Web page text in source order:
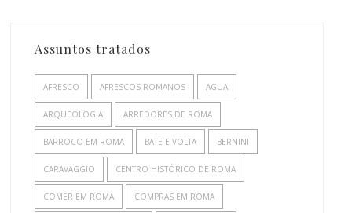
Assuntos tratados
AFRESCO AFRESCOS ROMANOS AGUA
ARQUEOLOGIA ARREDORES DE ROMA
BARROCO EM ROMA BATE E VOLTA BERNINI
CARAVAGGIO CENTRO HISTÓRICO DE ROMA
COMER EM ROMA COMPRAS EM ROMA